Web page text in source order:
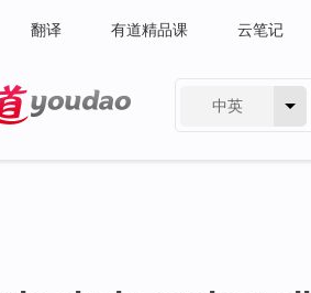
翻译 有道精品课 云笔记
中英